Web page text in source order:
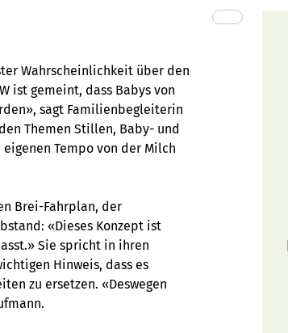
Wahrscheinlichkeit über den
ist gemeint, dass Babys von
sagt Familienbegleiterin
Themen Stillen, Baby- und
Tempo von der Milch
Brei-Fahrplan, der
«Dieses Konzept ist
Sie spricht in ihren
Hinweis, dass es
zu ersetzen. «Deswegen